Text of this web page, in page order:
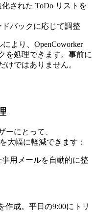
された ToDo リストを
バックに応じて調整
より、OpenCoworker
を処理できます。事前に
けではありません。
ーにとって、
大幅に軽減できます：
事用メールを自動的に整
作成。平日の9:00にトリ